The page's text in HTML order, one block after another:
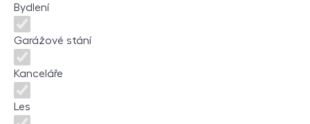
Bydlení
Garážové stání
Kanceláře
Les